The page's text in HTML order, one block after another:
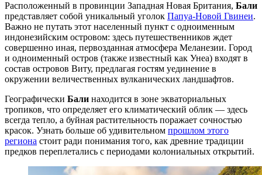
Расположенный в провинции Западная Новая Британия, Бали
представляет собой уникальный уголок Папуа-Новой Гвинеи.
Важно не путать этот населенный пункт с одноименным
индонезийским островом: здесь путешественников ждет
совершенно иная, первозданная атмосфера Меланезии. Город
и одноименный остров (также известный как Унеа) входят в
состав островов Виту, предлагая гостям уединение в
окружении величественных вулканических ландшафтов.
Географически Бали находится в зоне экваториальных
тропиков, что определяет его климатический облик — здесь
всегда тепло, а буйная растительность поражает сочностью
красок. Узнать больше об удивительном прошлом этого
региона стоит ради понимания того, как древние традиции
предков переплетались с периодами колониальных открытий.